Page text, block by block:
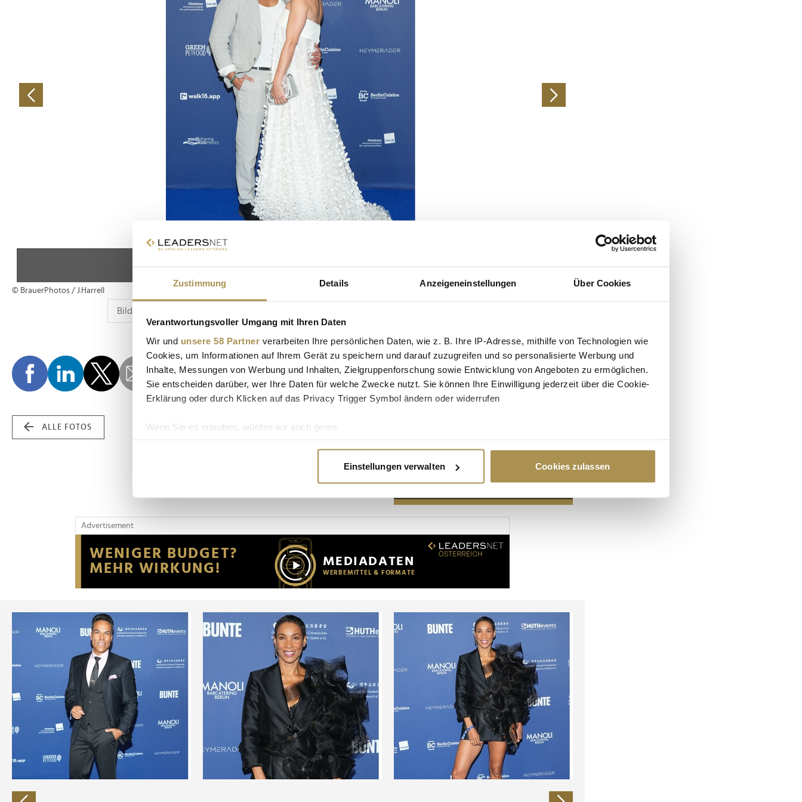
Zustimmung Details Anzeigeneinstellungen Über Cookies
Verantwortungsvoller Umgang mit Ihren Daten
Wir und unsere 58 Partner verarbeiten Ihre persönlichen Daten, wie z. B. Ihre IP-Adresse, mithilfe von Technologien wie
Cookies, um Informationen auf Ihrem Gerät zu speichern und darauf zuzugreifen und so personalisierte Werbung und
Inhalte, Messungen von Werbung und Inhalten, Zielgruppenforschung sowie Entwicklung von Angeboten zu ermöglichen.
Sie entscheiden darüber, wer Ihre Daten für welche Zwecke nutzt. Sie können Ihre Einwilligung jederzeit über die Cookie-
Erklärung oder durch Klicken auf das Privacy Trigger Symbol ändern oder widerrufen
Wenn Sie es erlauben, würden wir auch gerne:
Erfahren Sie mehr darüber, wie Ihre persönlichen Daten verarbeitet werden, und legen Sie Ihre Präferenzen im
Wir verwenden Cookies, um Inhalte und Anzeigen zu personalisieren, Funktionen für soziale Medien anbieten zu können
Website an unsere Partner für soziale Medien, Werbung und Analysen weiter. Unsere Partner führen diese Informationen
möglicherweise mit weiteren Daten zusammen, die Sie ihnen bereitgestellt haben oder die sie im Rahmen Ihrer Nutzung
der Dienste gesammelt haben.
Einstellungen verwalten Cookies zulassen
© BrauerPhotos / J.Harrell
ALLE FOTOS
Advertisement
Advertisement